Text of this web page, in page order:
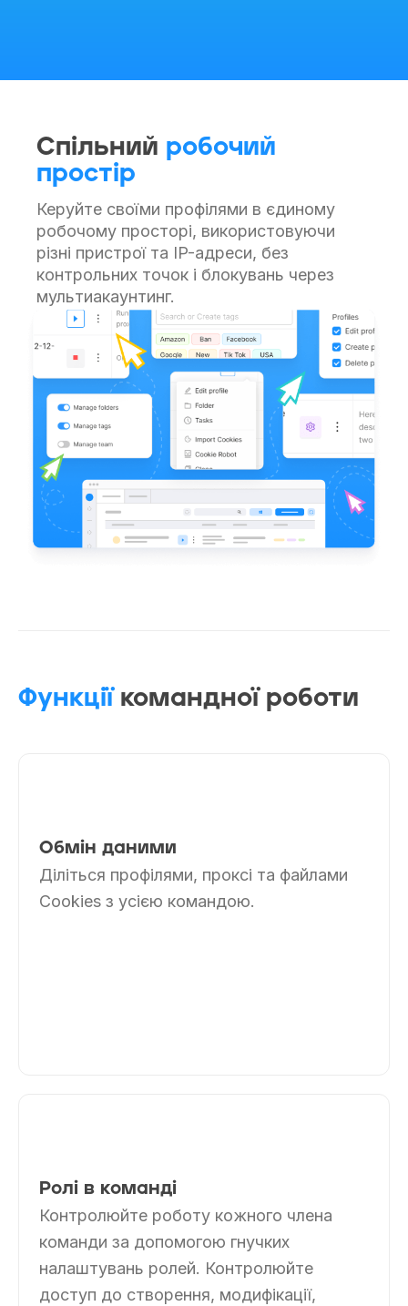
Спільний робочий
простір
Керуйте своїми профілями в єдиному
робочому просторі, використовуючи
різні пристрої та IP-адреси, без
контрольних точок і блокувань через
мультиакаунтинг.
Функціїкомандної роботи
Обмін даними
Діліться профілями, проксі та файлами
Cookies з усією командою.
Ролі в команді
Контролюйте роботу кожного члена
команди за допомогою гнучких
налаштувань ролей. Контролюйте
доступ до створення, модифікації,